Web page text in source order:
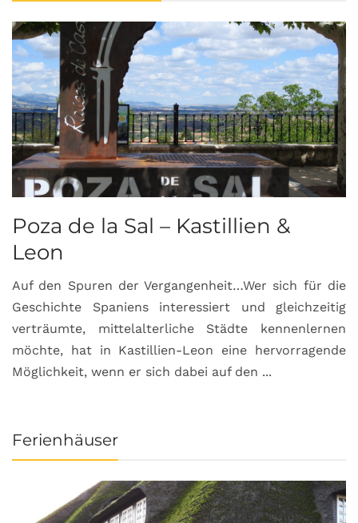
Poza de la Sal – Kastillien &
Leon
Auf den Spuren der Vergangenheit…Wer sich für die
Geschichte Spaniens interessiert und gleichzeitig
verträumte, mittelalterliche Städte kennenlernen
möchte, hat in Kastillien-Leon eine hervorragende
Möglichkeit, wenn er sich dabei auf den ...
Ferienhäuser